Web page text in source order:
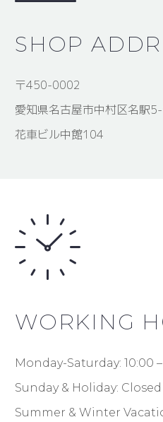
SHOP
〒450-0002
愛知県名古屋市中村区名駅
花車ビル中館104
WORKING
Monday-Saturday: 10:00 –
Sunday & Holiday: Closed
Summer & Winter